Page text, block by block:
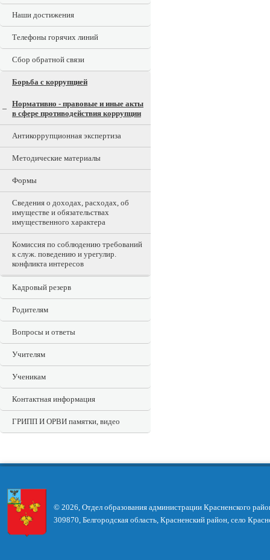
Наши достижения
Телефоны горячих линий
Сбор обратной связи
Борьба с коррупцией
Нормативно - правовые и иные акты
в сфере противодействия коррупции
Антикоррупционная экспертиза
Методические материалы
Формы
Сведения о доходах, расходах, об
имуществе и обязательствах
имущественного характера
Комиссия по соблюдению требований
к служ. поведению и урегулир.
конфликта интересов
Кадровый резерв
Родителям
Вопросы и ответы
Учителям
Ученикам
Контактная информация
ГРИПП И ОРВИ памятки, видео
© 2026, Отдел образования администрации Красненского
309870, Белгородская область, Красненский район, село